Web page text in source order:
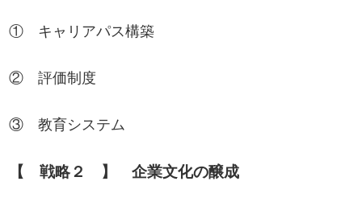
① キャリアパス構築
② 評価制度
③ 教育システム
【 戦略２ 】 企業文化の醸成